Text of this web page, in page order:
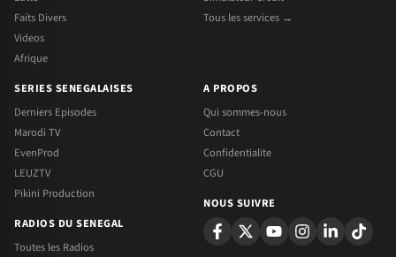
Faits Divers
Videos
Afrique
Tous les services →
SERIES SENEGALAISES
Derniers Episodes
Marodi TV
EvenProd
LEUZTV
Pikini Production
RADIOS DU SENEGAL
Toutes les Radios
A PROPOS
Qui sommes-nous
Contact
Confidentialite
CGU
NOUS SUIVRE